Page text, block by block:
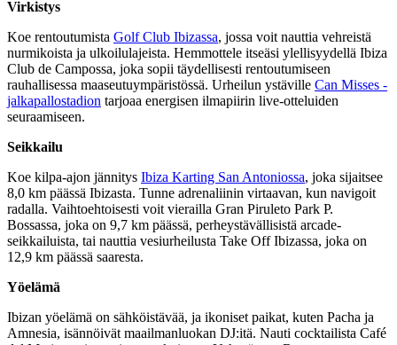
Virkistys
Koe rentoutumista Golf Club Ibizassa, jossa voit nauttia vehreistä
nurmikoista ja ulkoilulajeista. Hemmottele itseäsi ylellisyydellä Ibiza
Club de Campossa, joka sopii täydellisesti rentoutumiseen
rauhallisessa maaseutuympäristössä. Urheilun ystäville Can Misses -
jalkapallostadion tarjoaa energisen ilmapiirin live-otteluiden
seuraamiseen.
Seikkailu
Koe kilpa-ajon jännitys Ibiza Karting San Antoniossa, joka sijaitsee
8,0 km päässä Ibizasta. Tunne adrenaliinin virtaavan, kun navigoit
radalla. Vaihtoehtoisesti voit vierailla Gran Piruleto Park P.
Bossassa, joka on 9,7 km päässä, perheystävällisistä arcade-
seikkailuista, tai nauttia vesiurheilusta Take Off Ibizassa, joka on
12,9 km päässä saaresta.
Yöelämä
Ibizan yöelämä on sähköistävää, ja ikoniset paikat, kuten Pacha ja
Amnesia, isännöivät maailmanluokan DJ:itä. Nauti cocktailista Café